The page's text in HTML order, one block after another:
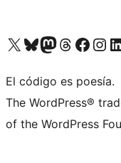
Visita nuestra cuenta de X (anteriormente Twitter)
Visita nuestra cuenta de Bluesky
Visita nuestra cuenta de Mastodon
Visita nuestra cuenta de
Visita nuestra
Visita
El código es poesía.
The WordPress®
of the WordPress